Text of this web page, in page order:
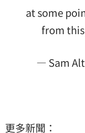
at some
from
— Sam
更多新聞：